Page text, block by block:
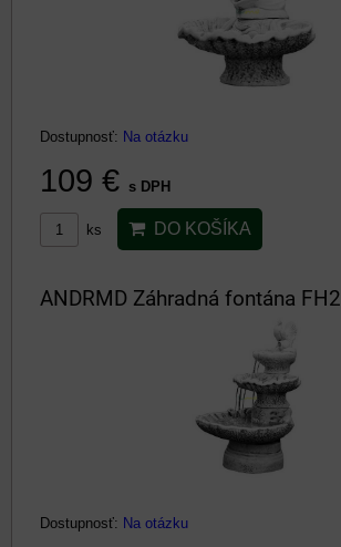
Dostupnosť: Na otázku
109 € s DPH
ks DO KOŠÍKA
ANDRMD Záhradná fontána FH2
Dostupnosť: Na otázku